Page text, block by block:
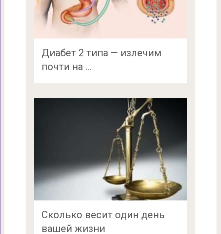
Диабет 2 типа — излечим
почти на …
Сколько весит один день
вашей жизни